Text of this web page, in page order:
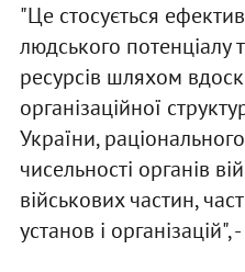
"Це стосується
людського потенціалу
ресурсів шляхом
організаційної
України,
чисельності органів
військових частин,
установ і організацій",